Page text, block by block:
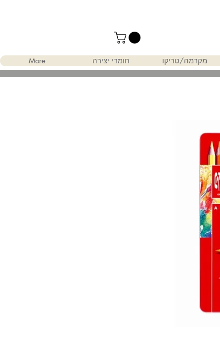
מקרמה/טריקו חומרי יצירה More